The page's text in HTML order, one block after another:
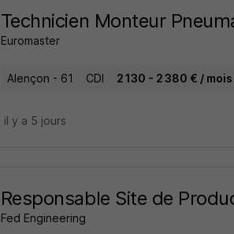
Technicien Monteur
Euromaster
Alençon - 61 CDI 2 130 - 2 380 € / mois
il y a 5 jours
Responsable Site de
Fed Engineering